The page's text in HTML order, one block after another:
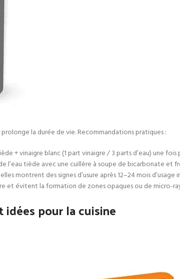
la durée de vie. Recommandations pratiques :
+ vinaigre blanc (1 part vinaigre / 3 parts d’eau) une fois
l’eau tiède avec une cuillère à soupe de bicarbonate
montrent des signes d’usure après 12–24 mois d’usage
et évitent la formation de zones opaques ou de micro-
idées pour la cuisine